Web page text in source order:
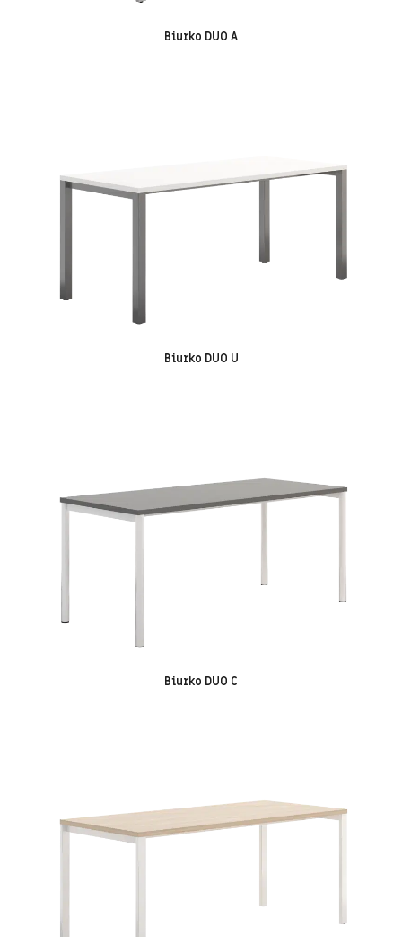
Biurko DUO A
Biurko DUO U
Biurko DUO C